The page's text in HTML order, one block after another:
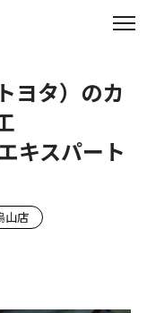
ヨタ）のカ
キスパート
山店